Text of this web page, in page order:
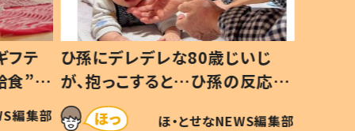
じ
応に
方な
編集部
生後8ヶ月で亡くなった息子 約
3年半後、当時の妻の日記に書い
てあった本音とは
ほ・とせなNEWS編集部